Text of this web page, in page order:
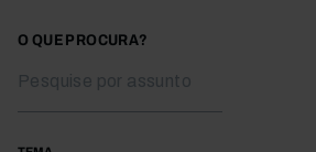
O QUE PROCURA?